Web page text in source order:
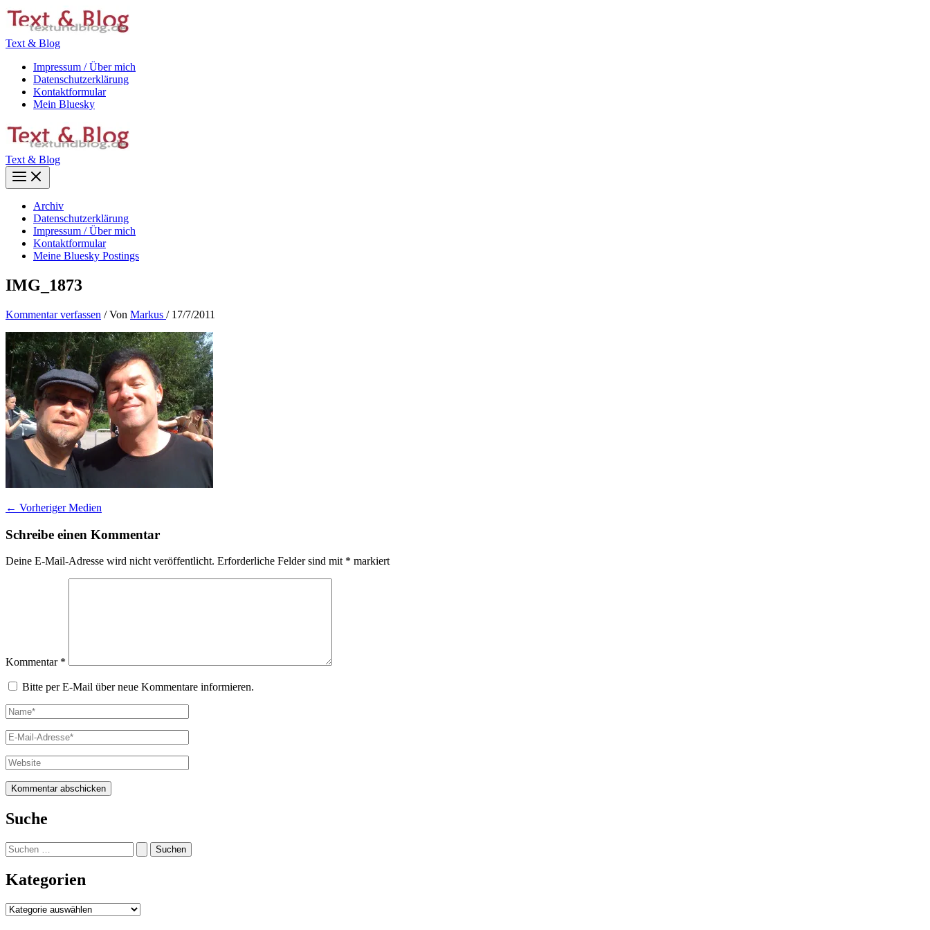
Zum
Inhalt
Text & Blog
Impressum / Über mich
Datenschutzerklärung
Kontaktformular
Mein Bluesky
Text & Blog
Main
Menu
Archiv
Datenschutzerklärung
Impressum / Über mich
Kontaktformular
Meine Bluesky Postings
IMG_1873
Kommentar verfassen / Von Markus / 17/7/2011
← Vorheriger Medien
Schreibe einen Kommentar
Deine E-Mail-Adresse wird nicht veröffentlicht. Erforderliche Felder sind mit * markiert
Kommentar *
Bitte per E-Mail über neue Kommentare informieren.
Name*
E-
Mail-
Adresse*
Website
Suche
Suchen
nach:
Kategorien
Kategorien